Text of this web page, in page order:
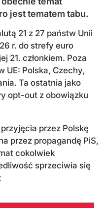
jest tematem tabu.
21 z 27 państw Unii
r. do strefy euro
21. członkiem. Poza
UE: Polska, Czechy,
. Ta ostatnia jako
opt-out z obowiązku
przez Polskę
przez propagandę PiS,
cokolwiek
sprzeciwia się